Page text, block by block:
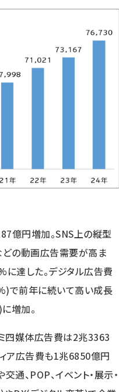
億円増加。SNS上の縦型
どの動画広告需要が高ま
達した。デジタル広告費
で前年に続いて高い成長
増加。
四媒体広告費は2兆3363
ア広告費も1兆6850億円
、POP、イベント・展示・